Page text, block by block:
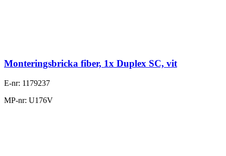
Monteringsbricka fiber, 1x Duplex SC, vit
E-nr: 1179237
MP-nr: U176V